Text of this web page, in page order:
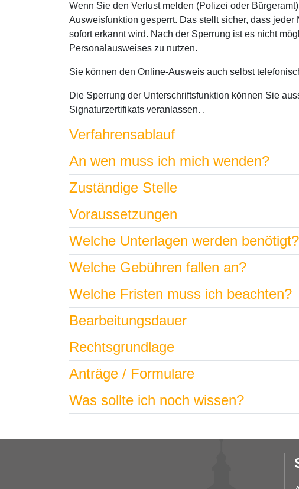
Wenn Sie den Verlust melden (Polizei oder
Ausweisfunktion gesperrt. Das stellt sicher, dass
sofort erkannt wird. Nach der Sperrung ist es nicht
Personalausweises zu nutzen.
Sie können den Online-Ausweis auch selbst
Die Sperrung der Unterschriftsfunktion können Sie
Signaturzertifikats veranlassen. .
Verfahrensablauf
An wen muss ich mich wenden?
Zuständige Stelle
Voraussetzungen
Welche Unterlagen werden benötigt?
Welche Gebühren fallen an?
Welche Fristen muss ich beachten?
Bearbeitungsdauer
Rechtsgrundlage
Anträge / Formulare
Was sollte ich noch wissen?